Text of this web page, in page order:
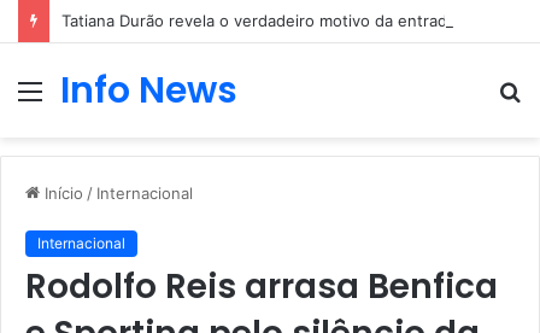
Menu
Info News
Início / Internacional
Internacional
Rodolfo Reis arrasa Benfica